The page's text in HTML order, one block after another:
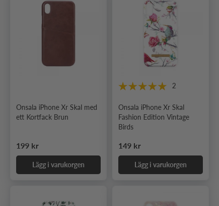
Onsala iPhone Xr Skal med
ett Kortfack Brun
Ordinarie pris
199 kr
Lägg i varukorgen
2
Onsala iPhone Xr Skal
Fashion Edition Vintage
Birds
Ordinarie pris
149 kr
Lägg i varukorgen